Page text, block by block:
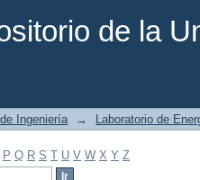
de la
Ingeniería → Laboratorio de
P Q R S T U V W X Y Z